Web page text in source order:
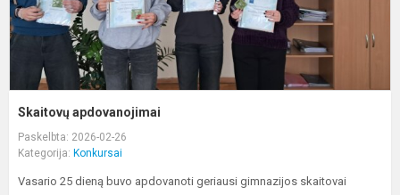
Skaitovų apdovanojimai
Paskelbta: 2026-02-26
Kategorija: Konkursai
Vasario 25 dieną buvo apdovanoti geriausi gimnazijos skaitovai